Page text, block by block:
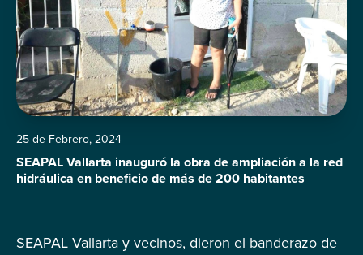
25 de Febrero, 2024
SEAPAL Vallarta inauguró la obra de ampliación a la red
hidráulica en beneficio de más de 200 habitantes
SEAPAL Vallarta y vecinos, dieron el banderazo de